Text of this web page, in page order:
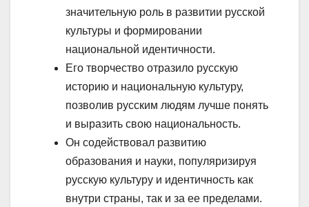
значительную роль в развитии русской
культуры и формировании
национальной идентичности.
Его творчество отразило русскую
историю и национальную культуру,
позволив русским людям лучше понять
и выразить свою национальность.
Он содействовал развитию
образования и науки, популяризируя
русскую культуру и идентичность как
внутри страны, так и за ее пределами.